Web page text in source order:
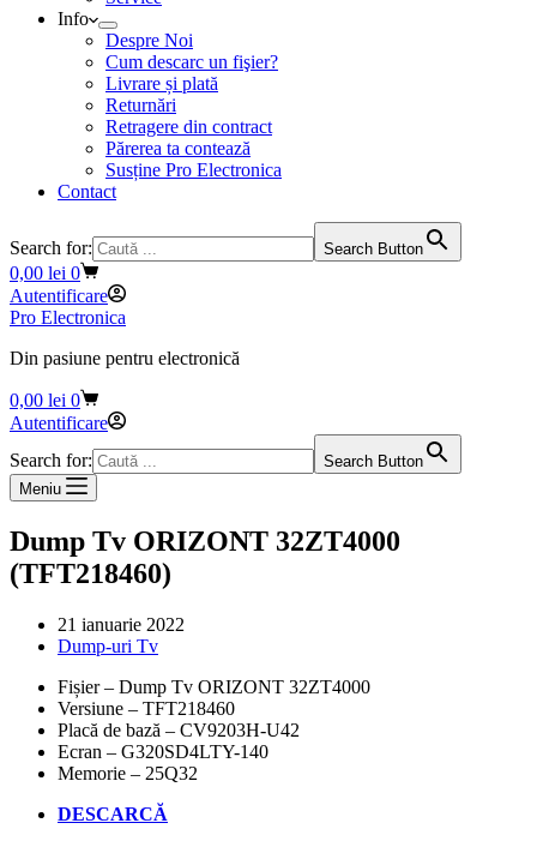
Info
Despre Noi
Cum descarc un fişier?
Livrare și plată
Returnări
Retragere din contract
Părerea ta contează
Susține Pro Electronica
Contact
Search for: Search Button
Coș
de
cumpărături
0,00 lei 0
Autentificare
Pro Electronica
Din pasiune pentru electronică
Coș
de
0,00 lei 0
Autentificare
Search for:
Search Button
Meniu
Dump Tv ORIZONT 32ZT4000
(TFT218460)
21 ianuarie 2022
Dump-uri Tv
Fișier – Dump Tv ORIZONT 32ZT4000
Versiune – TFT218460
Placă de bază – CV9203H-U42
Ecran – G320SD4LTY-140
Memorie – 25Q32
DESCARCĂ